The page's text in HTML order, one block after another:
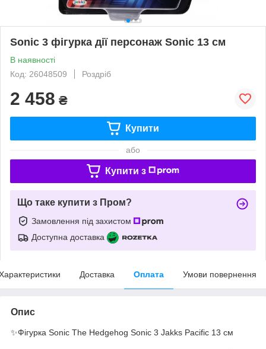
Sonic 3 фігурка дії персонаж Sonic 13 см
В наявності
Код: 26048509
Роздріб
2 458 ₴
Купити
або
Купити з
Що таке купити з Пром?
Замовлення під захистом
Доступна доставка
Доставка Оплата Умови повернення
Опис
✨Фігурка Sonic The Hedgehog Sonic 3 Jakks Pacific 13 см